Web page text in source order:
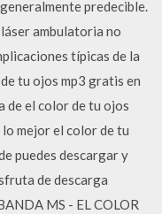
predecible.
ambulatoria no
típicas de la
tu ojos mp3 gratis en
de el color de tu ojos
mejor el color de tu
puedes descargar y
de descarga
MS - EL COLOR